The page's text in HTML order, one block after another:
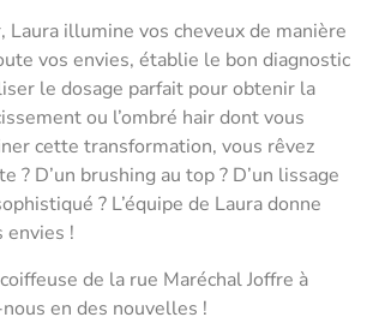
Laura illumine vos cheveux de manière
vos envies, établie le bon diagnostic
le dosage parfait pour obtenir la
ou l’ombré hair dont vous
cette transformation, vous rêvez
? D’un brushing au top ? D’un lissage
? L’équipe de Laura donne
envies !
de la rue Maréchal Joffre à
en des nouvelles !